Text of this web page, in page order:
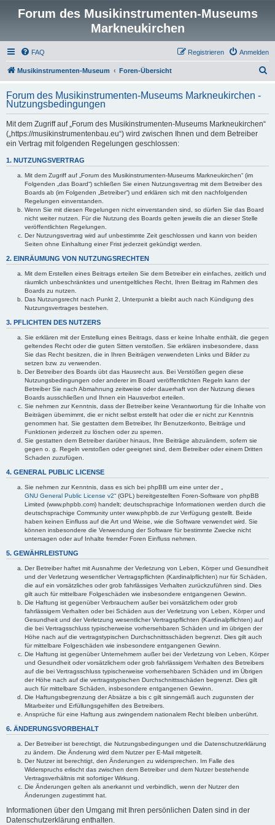
Forum des Musikinstrumenten-Museums
Markneukirchen
FAQ Anmelden
Registrieren
Musikinstrumenten-Museum Foren-Übersicht
h
Forum des Musikinstrumenten-Museums Markneukirchen -
Nutzungsbedingungen
Mit dem Zugriff auf „Forum des Musikinstrumenten-Museums Markneukirchen“
(„https://musikinstrumentenbau.eu“) wird zwischen Ihnen und dem Betreiber
ein Vertrag mit folgenden Regelungen geschlossen:
1. NUTZUNGSVERTRAG
Mit dem Zugriff auf „Forum des Musikinstrumenten-Museums Markneukirchen“ (im
Folgenden „das Board“) schließen Sie einen Nutzungsvertrag mit dem Betreiber des
Boards ab (im Folgenden „Betreiber“) und erklären sich mit den nachfolgenden
Regelungen einverstanden.
Wenn Sie mit diesen Regelungen nicht einverstanden sind, so dürfen Sie das Board
nicht weiter nutzen. Für die Nutzung des Boards gelten jeweils die an dieser Stelle
veröffentlichten Regelungen.
Der Nutzungsvertrag wird auf unbestimmte Zeit geschlossen und kann von beiden
Seiten ohne Einhaltung einer Frist jederzeit gekündigt werden.
2. EINRÄUMUNG VON NUTZUNGSRECHTEN
Mit dem Erstellen eines Beitrags erteilen Sie dem Betreiber ein einfaches, zeitlich und
räumlich unbeschränktes und unentgeltliches Recht, Ihren Beitrag im Rahmen des
Boards zu nutzen.
Das Nutzungsrecht nach Punkt 2, Unterpunkt a bleibt auch nach Kündigung des
Nutzungsvertrages bestehen.
3. PFLICHTEN DES NUTZERS
Sie erklären mit der Erstellung eines Beitrags, dass er keine Inhalte enthält, die gegen
geltendes Recht oder die guten Sitten verstoßen. Sie erklären insbesondere, dass
Sie das Recht besitzen, die in Ihren Beiträgen verwendeten Links und Bilder zu
setzen bzw. zu verwenden.
Der Betreiber des Boards übt das Hausrecht aus. Bei Verstößen gegen diese
Nutzungsbedingungen oder anderer im Board veröffentlichten Regeln kann der
Betreiber Sie nach Abmahnung zeitweise oder dauerhaft von der Nutzung dieses
Boards ausschließen und Ihnen ein Hausverbot erteilen.
Sie nehmen zur Kenntnis, dass der Betreiber keine Verantwortung für die Inhalte von
Beiträgen übernimmt, die er nicht selbst erstellt hat oder die er nicht zur Kenntnis
genommen hat. Sie gestatten dem Betreiber, Ihr Benutzerkonto, Beiträge und
Funktionen jederzeit zu löschen oder zu sperren.
Sie gestatten dem Betreiber darüber hinaus, Ihre Beiträge abzuändern, sofern sie
gegen o. g. Regeln verstoßen oder geeignet sind, dem Betreiber oder einem Dritten
Schaden zuzufügen.
4. GENERAL PUBLIC LICENSE
Sie nehmen zur Kenntnis, dass es sich bei phpBB um eine unter der „
GNU General Public License v2“ (GPL) bereitgestellten Foren-Software von phpBB
Limited (www.phpbb.com) handelt; deutschsprachige Informationen werden durch die
deutschsprachige Community unter www.phpbb.de zur Verfügung gestellt. Beide
haben keinen Einfluss auf die Art und Weise, wie die Software verwendet wird. Sie
können insbesondere die Verwendung der Software für bestimmte Zwecke nicht
untersagen oder auf Inhalte fremder Foren Einfluss nehmen.
5. GEWÄHRLEISTUNG
Der Betreiber haftet mit Ausnahme der Verletzung von Leben, Körper und Gesundheit
und der Verletzung wesentlicher Vertragspflichten (Kardinalpflichten) nur für Schäden,
die auf ein vorsätzliches oder grob fahrlässiges Verhalten zurückzuführen sind. Dies
gilt auch für mittelbare Folgeschäden wie insbesondere entgangenen Gewinn.
Die Haftung ist gegenüber Verbrauchern außer bei vorsätzlichem oder grob
fahrlässigem Verhalten oder bei Schäden aus der Verletzung von Leben, Körper und
Gesundheit und der Verletzung wesentlicher Vertragspflichten (Kardinalpflichten) auf
die bei Vertragsschluss typischerweise vorhersehbaren Schäden und im übrigen der
Höhe nach auf die vertragstypischen Durchschnittsschäden begrenzt. Dies gilt auch
für mittelbare Folgeschäden wie insbesondere entgangenen Gewinn.
Die Haftung ist gegenüber Unternehmern außer bei der Verletzung von Leben, Körper
und Gesundheit oder vorsätzlichem oder grob fahrlässigem Verhalten des Betreibers
auf die bei Vertragsschluss typischerweise vorhersehbaren Schäden und im Übrigen
der Höhe nach auf die vertragstypischen Durchschnittsschäden begrenzt. Dies gilt
auch für mittelbare Schäden, insbesondere entgangenen Gewinn.
Die Haftungsbegrenzung der Absätze a bis c gilt sinngemäß auch zugunsten der
Mitarbeiter und Erfüllungsgehilfen des Betreibers.
Ansprüche für eine Haftung aus zwingendem nationalem Recht bleiben unberührt.
6. ÄNDERUNGSVORBEHALT
Der Betreiber ist berechtigt, die Nutzungsbedingungen und die Datenschutzerklärung
zu ändern. Die Änderung wird dem Nutzer per E-Mail mitgeteilt.
Der Nutzer ist berechtigt, den Änderungen zu widersprechen. Im Falle des
Widerspruchs erlischt das zwischen dem Betreiber und dem Nutzer bestehende
Vertragsverhältnis mit sofortiger Wirkung.
Die Änderungen gelten als anerkannt und verbindlich, wenn der Nutzer den
Änderungen zugestimmt hat.
Informationen über den Umgang mit Ihren persönlichen Daten sind in der
Datenschutzerklärung enthalten.